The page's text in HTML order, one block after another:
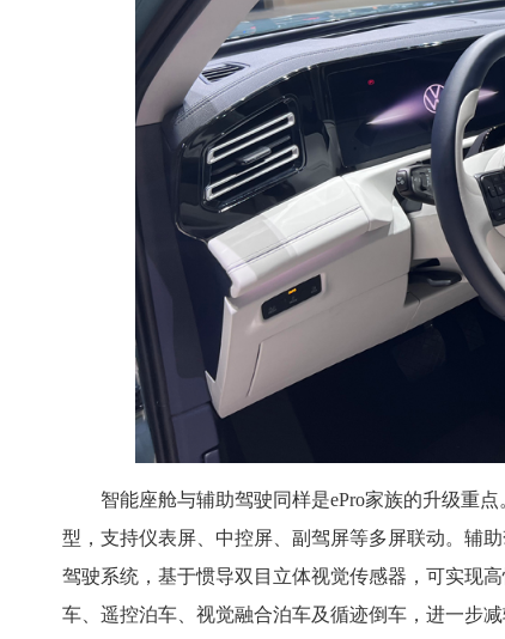
智能座舱与辅助驾驶同样是ePro家族的升级重
型，支持仪表屏、中控屏、副驾屏等多屏联动。辅
驾驶系统，基于惯导双目立体视觉传感器，可实现
车、遥控泊车、视觉融合泊车及循迹倒车，进一步减